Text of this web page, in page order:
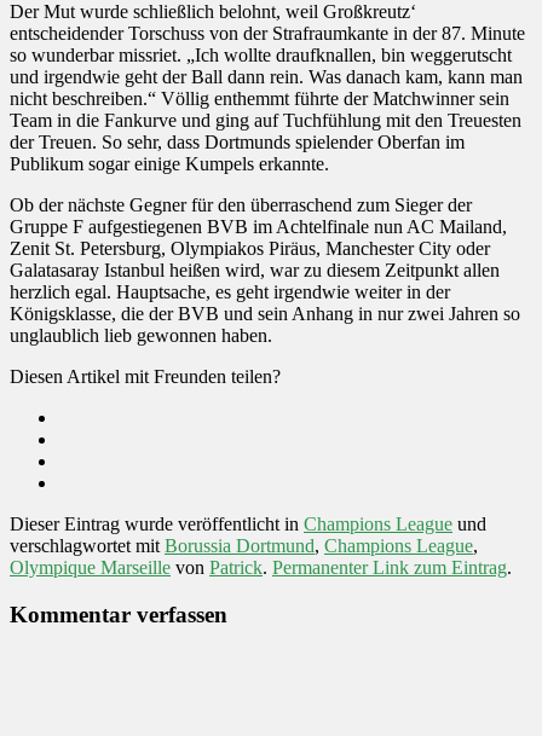
Der Mut wurde schließlich belohnt, weil Großkreutz‘
entscheidender Torschuss von der Strafraumkante in der 87. Minute
so wunderbar missriet. „Ich wollte draufknallen, bin weggerutscht
und irgendwie geht der Ball dann rein. Was danach kam, kann man
nicht beschreiben.“ Völlig enthemmt führte der Matchwinner sein
Team in die Fankurve und ging auf Tuchfühlung mit den Treuesten
der Treuen. So sehr, dass Dortmunds spielender Oberfan im
Publikum sogar einige Kumpels erkannte.
Ob der nächste Gegner für den überraschend zum Sieger der
Gruppe F aufgestiegenen BVB im Achtelfinale nun AC Mailand,
Zenit St. Petersburg, Olympiakos Piräus, Manchester City oder
Galatasaray Istanbul heißen wird, war zu diesem Zeitpunkt allen
herzlich egal. Hauptsache, es geht irgendwie weiter in der
Königsklasse, die der BVB und sein Anhang in nur zwei Jahren so
unglaublich lieb gewonnen haben.
Diesen Artikel mit Freunden teilen?
Dieser Eintrag wurde veröffentlicht in Champions League und
verschlagwortet mitBorussia Dortmund, Champions League,
Olympique Marseille von Patrick. Permanenter Link zum Eintrag.
Kommentar verfassen